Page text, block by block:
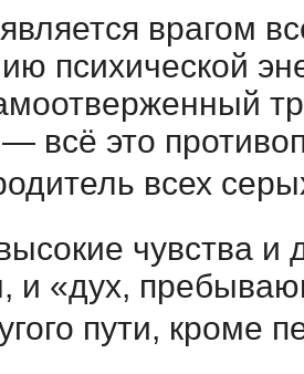
врагом
психической
всё это
всех
чувства и
и «дух,
пути, кроме